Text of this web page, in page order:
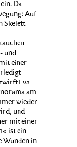
Da
Auf
Skelett
und
einer
Eva
am
wieder
und
mit einer
ist ein
Wunden in